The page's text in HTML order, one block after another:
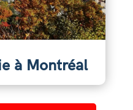
à Montréal